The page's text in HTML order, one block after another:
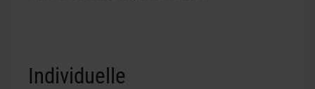
Individuelle